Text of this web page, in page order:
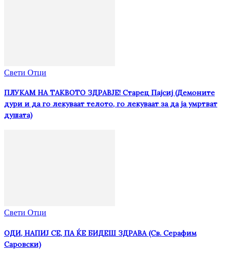
Свети Отци
ПЛУКАМ НА ТАКВОТО ЗДРАВЈЕ! Старец Пајсиј (Демоните
дури и да го лекуваат телото, го лекуваат за да ја умртват
душата)
Свети Отци
ОДИ, НАПИЈ СЕ, ПА ЌЕ БИДЕШ ЗДРАВА (Св. Серафим
Саровски)